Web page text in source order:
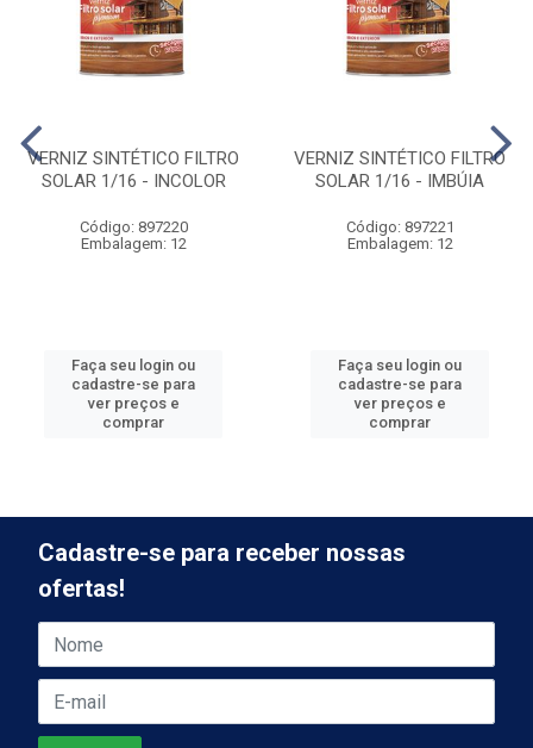
VERNIZ SINTÉTICO FILTRO
SOLAR 1/16 - INCOLOR
Código: 897220
Embalagem: 12
Faça seu login ou
cadastre-se para
ver preços e
comprar
VERNIZ SINTÉTICO FILTRO
SOLAR 1/16 - IMBÚIA
Código: 897221
Embalagem: 12
Faça seu login ou
cadastre-se para
ver preços e
comprar
Cadastre-se para receber nossas
ofertas!